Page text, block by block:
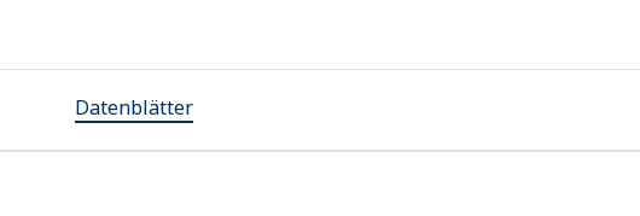
Datenblätter